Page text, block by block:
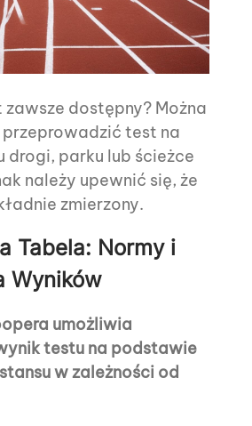
dostępny? Można
test na
drogi, parku lub ścieżce
należy upewnić się, że
zmierzony.
Tabela: Normy i
Wyników
umożliwia
testu na podstawie
w zależności od